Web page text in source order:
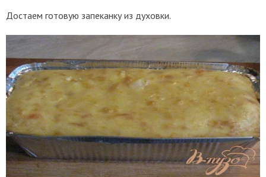
Достаем готовую запеканку из духовки.